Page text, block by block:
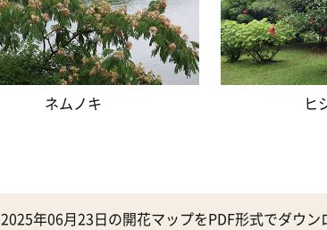
ネムノキ ヒ
2025年06月23日の開花マップをPDF形式でダウン